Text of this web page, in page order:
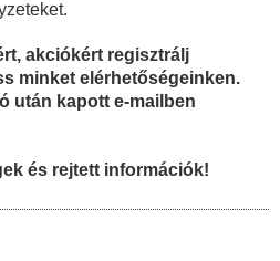
akciókért regisztrálj
minket elérhetőségeinken.
után kapott e-mailben
és rejtett információk!